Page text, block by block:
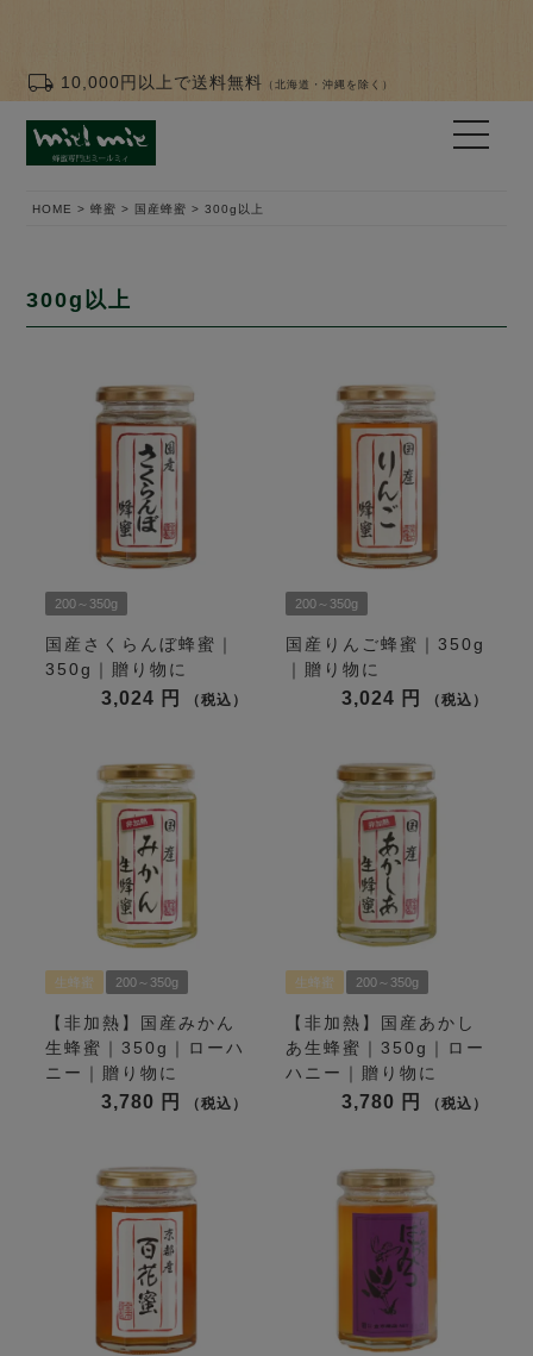
local_shipping 10,000円以上で送料無料 （北海道・沖縄を除く）
HOME 蜂蜜 国産蜂蜜 300g以上
300g以上
200～350g
国産さくらんぼ蜂蜜｜
350g｜贈り物に
3,024 税込
200～350g
国産りんご蜂蜜｜350g
｜贈り物に
3,024 税込
生蜂蜜 200～350g
【非加熱】国産みかん
生蜂蜜｜350g｜ローハ
ニー｜贈り物に
3,780 税込
生蜂蜜 200～350g
【非加熱】国産あかし
あ生蜂蜜｜350g｜ロー
ハニー｜贈り物に
3,780 税込